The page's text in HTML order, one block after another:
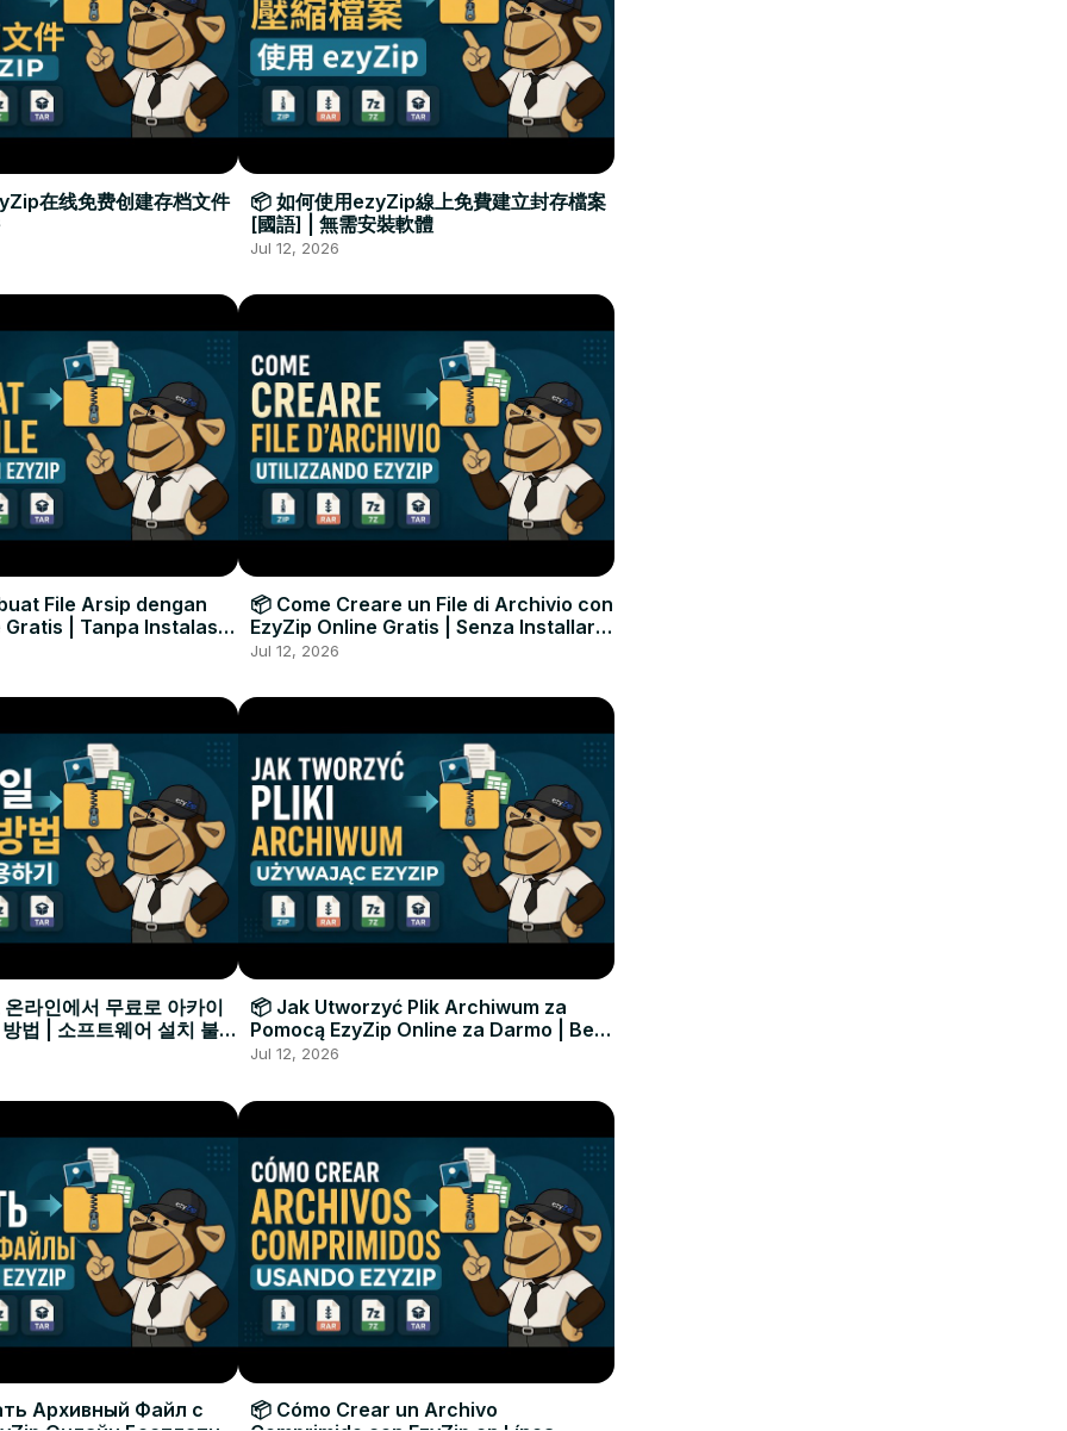
在线免费创建存档文件
📦 如何使用ezyZip線上免費建立封存檔案
[國語] | 無需安裝軟體
Jul 12, 2026
File Arsip dengan
Gratis | Tanpa Instalasi
📦 Come Creare un File di Archivio con
EzyZip Online Gratis | Senza Installare
Software
Jul 12, 2026
라인에서 무료로 아카이
법 | 소프트웨어 설치 불필
📦 Jak Utworzyć Plik Archiwum za
Pomocą EzyZip Online za Darmo | Bez
Instalacji Oprogramowania
Jul 12, 2026
Архивный Файл с
📦 Cómo Crear un Archivo